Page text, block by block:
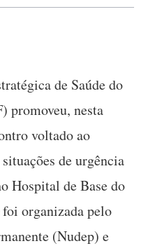
de Saúde do
promoveu, nesta
voltado ao
de urgência
Hospital de Base do
organizada pelo
(Nudep) e